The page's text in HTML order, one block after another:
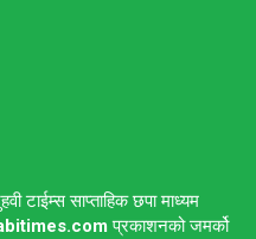
टाईम्स साप्ताहिक छपा माध्यम
प्रकाशनको जमर्को